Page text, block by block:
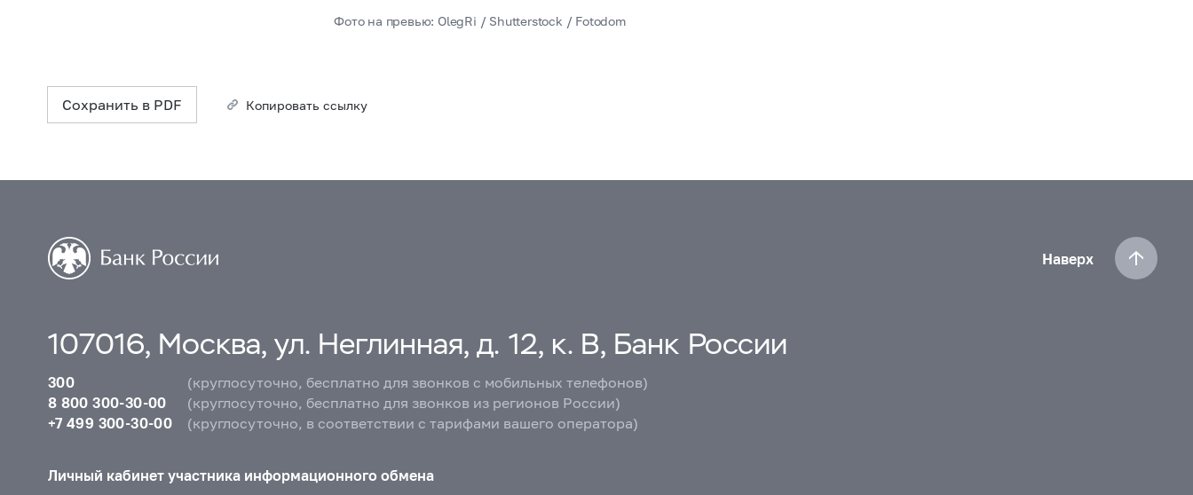
Фото на превью: OlegRi / Shutterstock / Fotodom
Сохранить в PDF Копировать ссылку
Наверх
107016, Москва, ул. Неглинная, д. 12, к. В, Банк России
300
(круглосуточно, бесплатно для звонков с мобильных телефонов)
8 800 300-30-00
(круглосуточно, бесплатно для звонков из регионов России)
+7 499 300-30-00
(круглосуточно, в соответствии с тарифами вашего оператора)
Личный кабинет участника информационного обмена